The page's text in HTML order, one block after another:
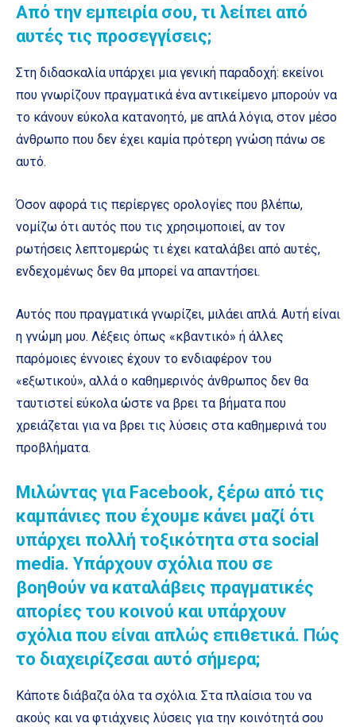
Από την εμπειρία σου, τι λείπει από
αυτές τις προσεγγίσεις;
Στη διδασκαλία υπάρχει μια γενική παραδοχή: εκείνοι
που γνωρίζουν πραγματικά ένα αντικείμενο μπορούν να
το κάνουν εύκολα κατανοητό, με απλά λόγια, στον μέσο
άνθρωπο που δεν έχει καμία πρότερη γνώση πάνω σε
αυτό.
Όσον αφορά τις περίεργες ορολογίες που βλέπω,
νομίζω ότι αυτός που τις χρησιμοποιεί, αν τον
ρωτήσεις λεπτομερώς τι έχει καταλάβει από αυτές,
ενδεχομένως δεν θα μπορεί να απαντήσει.
Αυτός που πραγματικά γνωρίζει, μιλάει απλά. Αυτή είναι
η γνώμη μου. Λέξεις όπως «κβαντικό» ή άλλες
παρόμοιες έννοιες έχουν το ενδιαφέρον του
«εξωτικού», αλλά ο καθημερινός άνθρωπος δεν θα
ταυτιστεί εύκολα ώστε να βρει τα βήματα που
χρειάζεται για να βρει τις λύσεις στα καθημερινά του
προβλήματα.
Μιλώντας για Facebook, ξέρω από τις
καμπάνιες που έχουμε κάνει μαζί ότι
υπάρχει πολλή τοξικότητα στα social
media. Υπάρχουν σχόλια που σε
βοηθούν να καταλάβεις πραγματικές
απορίες του κοινού και υπάρχουν
σχόλια που είναι απλώς επιθετικά. Πώς
το διαχειρίζεσαι αυτό σήμερα;
Κάποτε διάβαζα όλα τα σχόλια. Στα πλαίσια του να
ακούς και να φτιάχνεις λύσεις για την κοινότητά σου